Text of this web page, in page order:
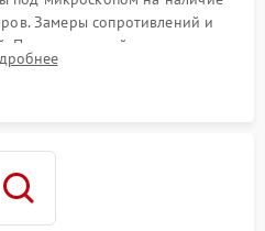
Замеры сопротивлений и
Проверка цепей питания,
и видеочипа.